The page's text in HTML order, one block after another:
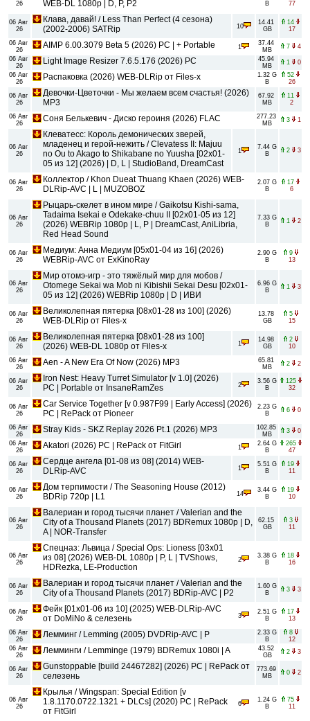
26 WEB-DL 1080p | D, P, P2 B 77
06 Авг
26
Клава, давай! / Less Than Perfect (4 сезона)
(2002-2006) SATRip
10
14.41
GB
14
17
06 Авг
26
AIMP 6.00.3079 Beta 5 (2026) PC | + Portable 1
37.44
MB
7
4
06 Авг
26
Light Image Resizer 7.6.5.176 (2026) PC
45.94
MB
1
0
06 Авг
26
Распаковка (2026) WEB-DLRip от Files-x
1.32 G
B
52
26
06 Авг
26
Девочки-Цветочки - Мы желаем всем счастья! (2026)
MP3
67.92
MB
11
2
06 Авг
26
Соня Белькевич - Диско героиня (2026) FLAC
277.23
MB
3 1
06 Авг
26
Клеватесс: Король демонических зверей,
младенец и герой-нежить / Clevatess II: Majuu
no Ou to Akago to Shikabane no Yuusha [02x01-
05 из 12] (2026) | D, L | StudioBand, DreamCast
1
7.44 G
B
2 3
06 Авг
26
Коллектор / Khon Dueat Thuang Khaen (2026) WEB-
DLRip-AVC | L | MUZOBOZ
2.07 G
B
17
6
06 Авг
26
Рыцарь-скелет в ином мире / Gaikotsu Kishi-sama,
Tadaima Isekai e Odekake-chuu II [02x01-05 из 12]
(2026) WEBRip 1080p | L, P | DreamCast, AniLibria,
Red Head Sound
7.33 G
B
1 2
06 Авг
26
Медиум: Анна Медиум [05x01-04 из 16] (2026)
WEBRip-AVC от ExKinoRay
2.90 G
B
9
13
06 Авг
26
Мир отомэ-игр - это тяжёлый мир для мобов /
Otomege Sekai wa Mob ni Kibishii Sekai Desu [02x01-
05 из 12] (2026) WEBRip 1080p | D | ИВИ
6.96 G
B
1 3
06 Авг
26
Великолепная пятерка [08x01-28 из 100] (2026)
WEB-DLRip от Files-x
13.78
GB
5
15
06 Авг
26
Великолепная пятерка [08x01-28 из 100]
(2026) WEB-DL 1080p от Files-x
1
14.98
GB
2
10
06 Авг
26
Aen - A New Era Of Now (2026) MP3
65.81
MB
2 2
06 Авг
26
Iron Nest: Heavy Turret Simulator [v 1.0] (2026)
PC | Portable от InsaneRamZes
2
3.56 G
B
125
32
06 Авг
26
Car Service Together [v 0.987F99 | Early Access] (2026)
PC | RePack от Pioneer
2.23 G
B
6 0
06 Авг
26
Stray Kids - SKZ Replay 2026 Pt.1 (2026) MP3
102.85
MB
3
0
06 Авг
26
Akatori (2026) PC | RePack от FitGirl 1
2.64 G
B
265
47
06 Авг
26
Сердце ангела [01-08 из 08] (2014) WEB-
DLRip-AVC
1
5.51 G
B
19
11
06 Авг
26
Дом терпимости / The Seasoning House (2012)
BDRip 720p | L1
14
3.44 G
B
19
10
06 Авг
26
Валериан и город тысячи планет / Valerian and the
City of a Thousand Planets (2017) BDRemux 1080p | D,
A | NOR-Transfer
62.15
GB
3
11
06 Авг
26
Спецназ: Львица / Special Ops: Lioness [03x01
из 08] (2026) WEB-DL 1080p | P, L | TVShows,
HDRezka, LE-Production
2
3.38 G
B
18
16
06 Авг
26
Валериан и город тысячи планет / Valerian and the
City of a Thousand Planets (2017) BDRip-AVC | P2
1.60 G
B
3 3
06 Авг
26
Фейк [01x01-06 из 10] (2025) WEB-DLRip-AVC
от DoMiNo & селезень
3
2.51 G
B
17
13
06 Авг
26
Лемминг / Lemming (2005) DVDRip-AVC | P
2.33 G
B
8
12
06 Авг
26
Лемминги / Lemminge (1979) BDRemux 1080i | A
43.52
GB
2 3
06 Авг
26
Gunstoppable [build 24467282] (2026) PC | RePack от
селезень
773.69
MB
0 2
06 Авг
26
Крылья / Wingspan: Special Edition [v
1.8.1170.0722.1321 + DLCs] (2020) PC | RePack
от FitGirl
6
1.24 G
B
75
11